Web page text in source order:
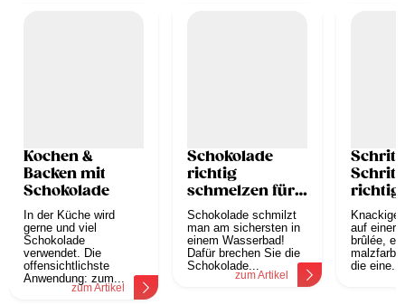
Kochen &
Backen mit
Schokolade
In der Küche wird
gerne und viel
Schokolade
verwendet. Die
offensichtlichste
Anwendung: zum...
zum Artikel
Schokolade
richtig
schmelzen für
Anfänger
Schokolade schmilzt
man am sichersten in
einem Wasserbad!
Dafür brechen Sie die
Schokolade...
zum Artikel
Schritt
auf einer
brûlée,
die eine...